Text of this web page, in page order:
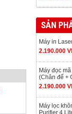
SẢN
Máy in
2.190.000
Máy đọc
(Chân đế +
2.190.000
Máy lọc
Purifier 4